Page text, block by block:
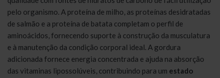
pelo organismo. A proteína de milho, as proteínas desidratadas
de salmão e a proteína de batata completam o perfil de
aminoácidos, fornecendo suporte à construção da musculatura
e à manutenção da condição corporal ideal. A gordura
adicionada fornece energia concentrada e ajuda na absorção
das vitaminas lipossolúveis, contribuindo para um estado